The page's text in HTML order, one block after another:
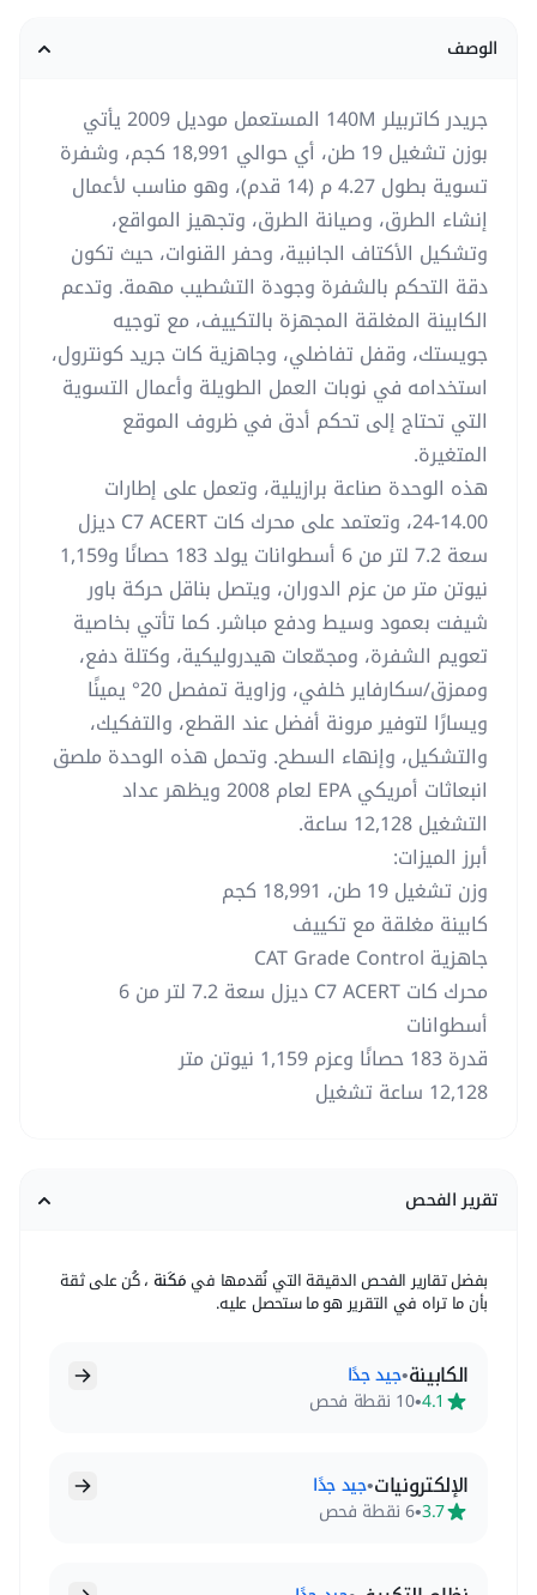
الوصف
جريدر كاتربيلر 140M المستعمل موديل 2009 يأتي
بوزن تشغيل 19 طن، أي حوالي 18,991 كجم، وشفرة
تسوية بطول 4.27 م (14 قدم)، وهو مناسب لأعمال
إنشاء الطرق، وصيانة الطرق، وتجهيز المواقع،
وتشكيل الأكتاف الجانبية، وحفر القنوات، حيث تكون
دقة التحكم بالشفرة وجودة التشطيب مهمة. وتدعم
الكابينة المغلقة المجهزة بالتكييف، مع توجيه
جويستك، وقفل تفاضلي، وجاهزية كات جريد كونترول،
استخدامه في نوبات العمل الطويلة وأعمال التسوية
التي تحتاج إلى تحكم أدق في ظروف الموقع
المتغيرة.
هذه الوحدة صناعة برازيلية، وتعمل على إطارات
14.00-24، وتعتمد على محرك كات C7 ACERT ديزل
سعة 7.2 لتر من 6 أسطوانات يولد 183 حصانًا و1,159
نيوتن متر من عزم الدوران، ويتصل بناقل حركة باور
شيفت بعمود وسيط ودفع مباشر. كما تأتي بخاصية
تعويم الشفرة، ومجمّعات هيدروليكية، وكتلة دفع،
وممزق/سكارفاير خلفي، وزاوية تمفصل 20° يمينًا
ويسارًا لتوفير مرونة أفضل عند القطع، والتفكيك،
والتشكيل، وإنهاء السطح. وتحمل هذه الوحدة ملصق
انبعاثات أمريكي EPA لعام 2008 ويظهر عداد
التشغيل 12,128 ساعة.
أبرز الميزات:
وزن تشغيل 19 طن، 18,991 كجم
كابينة مغلقة مع تكييف
جاهزية CAT Grade Control
محرك كات C7 ACERT ديزل سعة 7.2 لتر من 6
أسطوانات
قدرة 183 حصانًا وعزم 1,159 نيوتن متر
12,128 ساعة تشغيل
تقرير الفحص
بفضل تقارير الفحص الدقيقة التي نُقدمها فيمَكَنة ، كُن على ثقة
بأن ما تراه في التقرير هو ما ستحصل عليه.
الكابينة•جيد جدًا
4.1
•10 نقطة فحص
الإلكترونيات•جيد جدًا
3.7
•6 نقطة فحص